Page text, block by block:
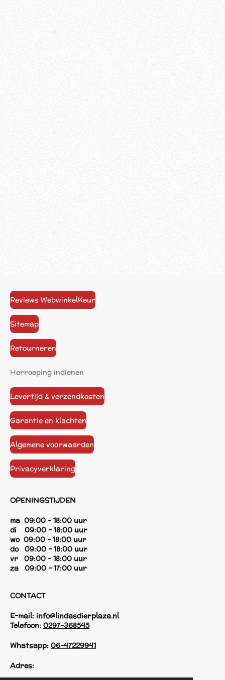
Reviews WebwinkelKeur
Sitemap
Retourneren
Herroeping indienen
Levertijd & verzendkosten
Garantie en klachten
Algemene voorwaarden
Privacyverklaring
OPENINGSTIJDEN
ma 09:00 - 18:00 uur
di 09:00 - 18:00 uur
wo 09:00 - 18:00 uur
do 09:00 - 18:00 uur
vr 09:00 - 18:00 uur
za 09:00 - 17:00 uur
CONTACT
E-mail: info@lindasdierplaza.nl
Telefoon: 0297-368545
Whatsapp: 06-47229941
Adres: